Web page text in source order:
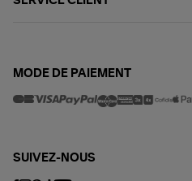
MODE DE PAIEMENT
SUIVEZ-NOUS